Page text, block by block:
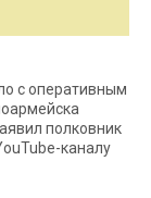
с оперативным
полковник
каналу